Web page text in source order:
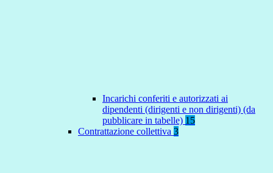
Incarichi conferiti e autorizzati ai
dipendenti (dirigenti e non dirigenti) (da
pubblicare in tabelle) 15
Contrattazione collettiva 3